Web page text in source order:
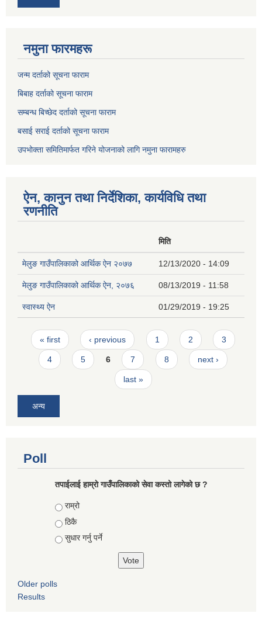
नमुना फारमहरू
जन्म दर्ताको सूचना फाराम
बिबाह दर्ताको सूचना फाराम
सम्बन्ध बिच्छेद दर्ताको सूचना फाराम
बसाई सराई दर्ताको सूचना फाराम
उपभोक्ता समितिमार्फत गरिने योजनाको लागि नमुना फारामहरु
ऐन, कानुन तथा निर्देशिका, कार्यविधि तथा
रणनीति
मिति
मेलुङ गाउँपालिकाको आर्थिक ऐन २०७७ 12/13/2020 - 14:09
मेलुङ गाउँपालिकाको आर्थिक ऐन, २०७६ 08/13/2019 - 11:58
स्वास्थ्य ऐन 01/29/2019 - 19:25
Pages
« first ‹ previous 1 2 3
4 5 6 7 8 next ›
last »
अन्य
Poll
तपाईलाई हाम्राे गाउँपालिकाको सेवा कस्तो लागेको छ ?
Choices
राम्रो
ठिकै
सुधार गर्नु पर्ने
Older polls
Results